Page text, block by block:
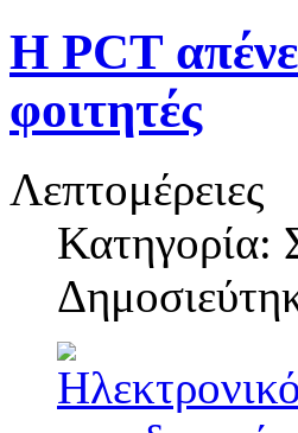
Η PCT
φοιτητές
Λεπτομέρειες